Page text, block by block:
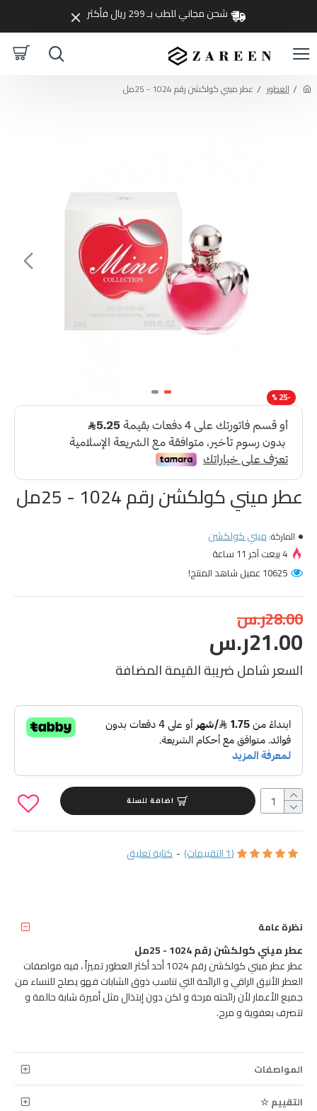
شحن مجاني للطب بـ 299 ريال فأكثر
العطور عطر ميني كولكشن رقم 1024 - 25مل
-25 %
عطر ميني كولكشن رقم 1024 - 25مل
السعر شامل ضريبة القيمة المضافة
(1 التقييمات) - كتابة تعليق
21.00ر.س
28.00ر.س
الماركة:ميني كولكشن
4 بيعت آخر 11 ساعة
10625 عميل شاهد المنتج!
اضافة للسلة
نظرة عامة
عطر ميني كولكشن رقم 1024 - 25مل
عطر عطر ميني كولكشن رقم 1024 أحد أكثر العطور تميزاً ، فيه مواصفات
العطر الأنيق الراقي و الرائحة التي تناسب ذوق الشابات فهو يصلح للنساء من
جميع الأعمار لأن رائحته مرحة و لكن دون إبتذال مثل أميرة شابة حالمة و
تتصرف بعفوية و مرح.
المواصفات
التقييم ☆